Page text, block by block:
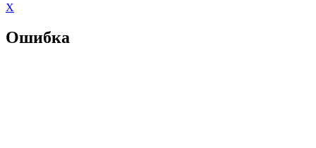
X
Ошибка